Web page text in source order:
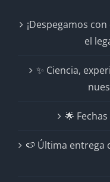
¡Despegamos
el
✨ Ciencia,
🌟
🍉 Última entrega